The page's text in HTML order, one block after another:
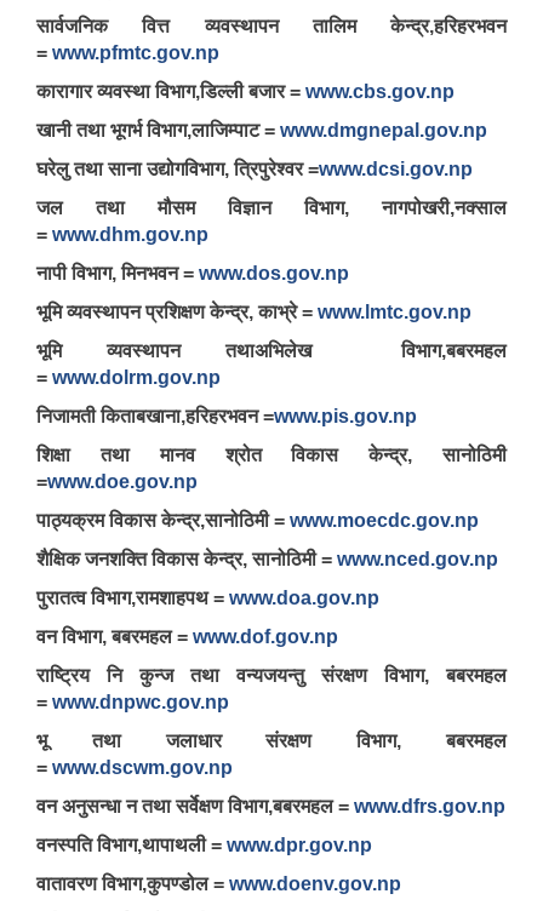
सार्वजनिक वित्त व्यवस्थापन तालिम केन्द्र,हरिहरभवन
= www.pfmtc.gov.np
कारागार व्यवस्था विभाग,डिल्ली बजार = www.cbs.gov.np
खानी तथा भूगर्भ विभाग,लाजिम्पाट = www.dmgnepal.gov.np
घरेलु तथा साना उद्योगविभाग, त्रिपुरेश्वर =www.dcsi.gov.np
जल तथा मौसम विज्ञान विभाग, नागपोखरी,नक्साल
= www.dhm.gov.np
नापी विभाग, मिनभवन = www.dos.gov.np
भूमि व्यवस्थापन प्रशिक्षण केन्द्र, काभ्रे = www.lmtc.gov.np
भूमि व्यवस्थापन तथाअभिलेख विभाग,बबरमहल
= www.dolrm.gov.np
निजामती किताबखाना,हरिहरभवन =www.pis.gov.np
शिक्षा तथा मानव श्रोत विकास केन्द्र, सानोठिमी
=www.doe.gov.np
पाठ्यक्रम विकास केन्द्र,सानोठिमी = www.moecdc.gov.np
शैक्षिक जनशक्ति विकास केन्द्र, सानोठिमी = www.nced.gov.np
पुरातत्व विभाग,रामशाहपथ = www.doa.gov.np
वन विभाग, बबरमहल = www.dof.gov.np
राष्ट्रिय नि कुन्ज तथा वन्यजयन्तु संरक्षण विभाग, बबरमहल
= www.dnpwc.gov.np
भू तथा जलाधार संरक्षण विभाग, बबरमहल
= www.dscwm.gov.np
वन अनुसन्धा न तथा सर्वेक्षण विभाग,बबरमहल = www.dfrs.gov.np
वनस्पति विभाग,थापाथली = www.dpr.gov.np
वातावरण विभाग,कुपण्डोल = www.doenv.gov.np